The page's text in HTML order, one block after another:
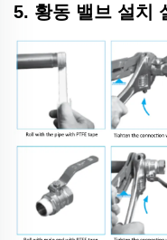
5. 황동 밸브 설치